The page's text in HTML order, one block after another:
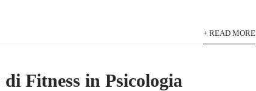
+ READ MORE
Fitness in Psicologia